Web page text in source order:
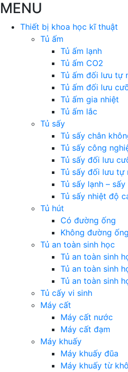
MENU
Thiết bị khoa học kĩ thuật
Tủ ấm
Tủ ấm lạnh
Tủ ấm CO2
Tủ ấm đối lưu tự
Tủ ấm đối lưu
Tủ ấm gia nhiệt
Tủ ấm lắc
Tủ sấy
Tủ sấy chân
Tủ sấy công
Tủ sấy đối lưu
Tủ sấy đối lưu tự
Tủ sấy lạnh –
Tủ sấy nhiệt độ
Tủ hút
Có đường ống
Không đường ống
Tủ an toàn sinh học
Tủ an toàn sinh
Tủ an toàn sinh
Tủ an toàn sinh
Tủ cấy vi sinh
Máy cất
Máy cất nước
Máy cất đạm
Máy khuấy
Máy khuấy đũa
Máy khuấy từ